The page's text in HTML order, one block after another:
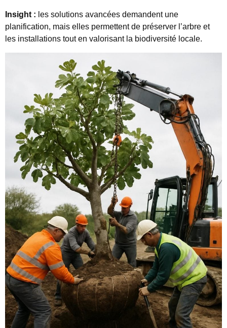
Insight : les solutions avancées demandent une
planification, mais elles permettent de préserver l’arbre et
les installations tout en valorisant la biodiversité locale.